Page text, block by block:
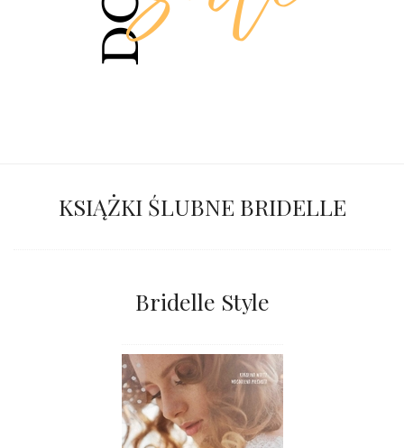
KSIĄŻKI ŚLUBNE BRIDELLE
Bridelle Style